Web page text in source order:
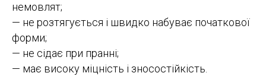
немовлят;
— не розтягується і швидко набуває початкової
форми;
— не сідає при пранні;
— має високу міцність і зносостійкість.